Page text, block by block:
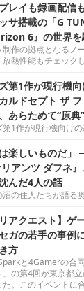
レイも録画配信
サ搭載の「G
6』の世界を
制作の拠点となるノ
放熱性能もチェック
第1作が現行機
ルドセプト ザ
あらためて“原典
第1作が現行機向け
は楽しいものだ」
リアンツ ダフネ
んだ4人の話
の住人たちが語る
リアクエスト】ゲ
ガの若手の事例
方
と4Gamerの合
」の第4回が東京都
た。このイベントに